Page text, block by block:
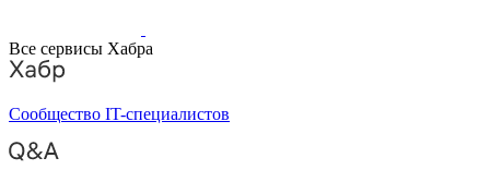
Все сервисы Хабра
Сообщество IT-специалистов